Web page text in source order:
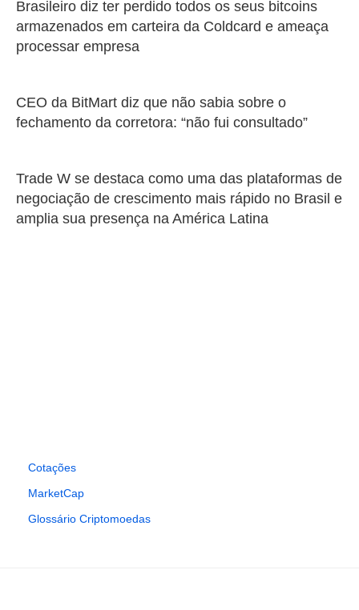
Brasileiro diz ter perdido todos os seus bitcoins
armazenados em carteira da Coldcard e ameaça
processar empresa
CEO da BitMart diz que não sabia sobre o
fechamento da corretora: “não fui consultado”
Trade W se destaca como uma das plataformas de
negociação de crescimento mais rápido no Brasil e
amplia sua presença na América Latina
Cotações
MarketCap
Glossário Criptomoedas